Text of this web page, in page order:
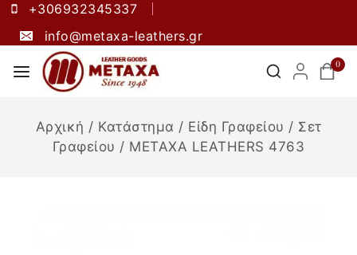
+306932345337
info@metaxa-leathers.gr
0
Αρχική / Κατάστημα / Είδη Γραφείου / Σετ
Γραφείου / METAXA LEATHERS 4763